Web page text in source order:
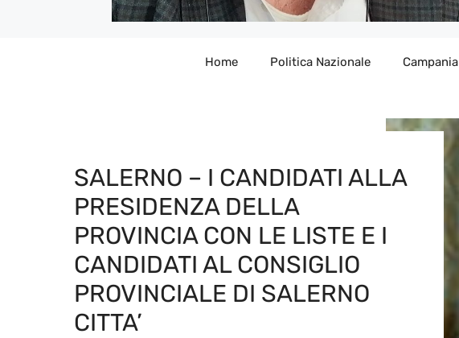
Home Politica Nazionale Campania
SALERNO – I CANDIDATI ALLA
PRESIDENZA DELLA
PROVINCIA CON LE LISTE E I
CANDIDATI AL CONSIGLIO
PROVINCIALE DI SALERNO
CITTA’